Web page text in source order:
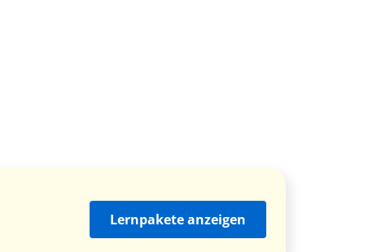
Lernpakete anzeigen